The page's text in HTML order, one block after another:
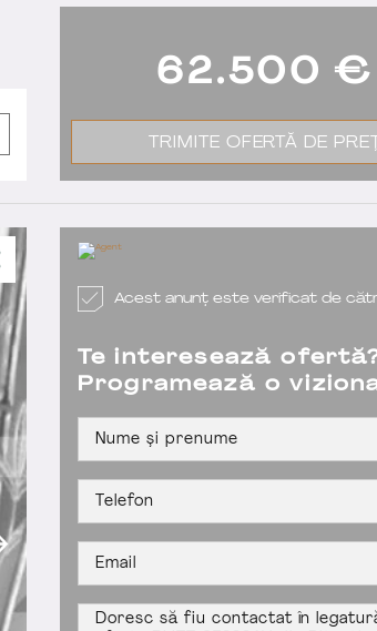
Acest anunț este verificat de
Te interesează
Programează o
62.500 €
TRIMITE OFERTĂ DE PREȚ